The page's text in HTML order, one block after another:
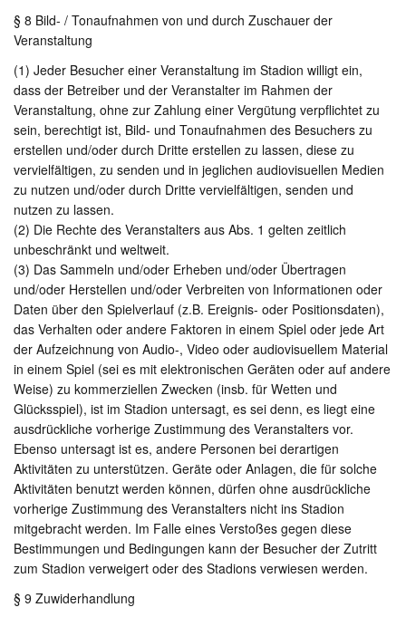
§ 8 Bild- / Tonaufnahmen von und durch Zuschauer der
Veranstaltung
(1) Jeder Besucher einer Veranstaltung im Stadion willigt ein,
dass der Betreiber und der Veranstalter im Rahmen der
Veranstaltung, ohne zur Zahlung einer Vergütung verpflichtet zu
sein, berechtigt ist, Bild- und Tonaufnahmen des Besuchers zu
erstellen und/oder durch Dritte erstellen zu lassen, diese zu
vervielfältigen, zu senden und in jeglichen audiovisuellen Medien
zu nutzen und/oder durch Dritte vervielfältigen, senden und
nutzen zu lassen.
(2) Die Rechte des Veranstalters aus Abs. 1 gelten zeitlich
unbeschränkt und weltweit.
(3) Das Sammeln und/oder Erheben und/oder Übertragen
und/oder Herstellen und/oder Verbreiten von Informationen oder
Daten über den Spielverlauf (z.B. Ereignis- oder Positionsdaten),
das Verhalten oder andere Faktoren in einem Spiel oder jede Art
der Aufzeichnung von Audio-, Video oder audiovisuellem Material
in einem Spiel (sei es mit elektronischen Geräten oder auf andere
Weise) zu kommerziellen Zwecken (insb. für Wetten und
Glücksspiel), ist im Stadion untersagt, es sei denn, es liegt eine
ausdrückliche vorherige Zustimmung des Veranstalters vor.
Ebenso untersagt ist es, andere Personen bei derartigen
Aktivitäten zu unterstützen. Geräte oder Anlagen, die für solche
Aktivitäten benutzt werden können, dürfen ohne ausdrückliche
vorherige Zustimmung des Veranstalters nicht ins Stadion
mitgebracht werden. Im Falle eines Verstoßes gegen diese
Bestimmungen und Bedingungen kann der Besucher der Zutritt
zum Stadion verweigert oder des Stadions verwiesen werden.
§ 9 Zuwiderhandlung